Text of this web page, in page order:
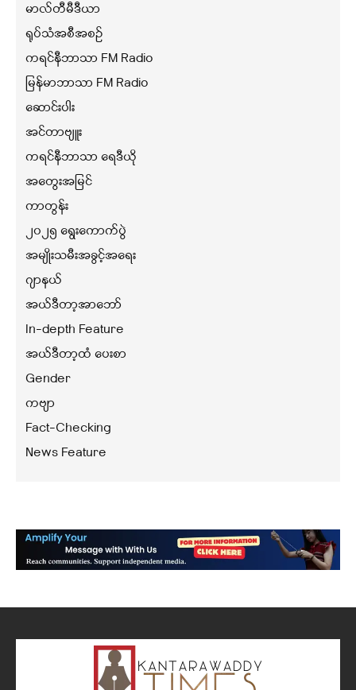
မာလ်တီမီဒီယာ
ရုပ်သံအစီအစဉ်
ကရင်နီဘာသာ FM Radio
မြန်မာဘာသာ FM Radio
ဆောင်းပါး
အင်တာဗျူး
ကရင်နီဘာသာ ရေဒီယို
အတွေးအမြင်
ကာတွန်း
၂၀၂၅ ရွေးကောက်ပွဲ
အမျိုးသမီးအခွင့်အရေး
ဂျာနယ်
အယ်ဒီတာ့အာဘော်
In-depth Feature
အယ်ဒီတာ့ထံ ပေးစာ
Gender
ကဗျာ
Fact-Checking
News Feature